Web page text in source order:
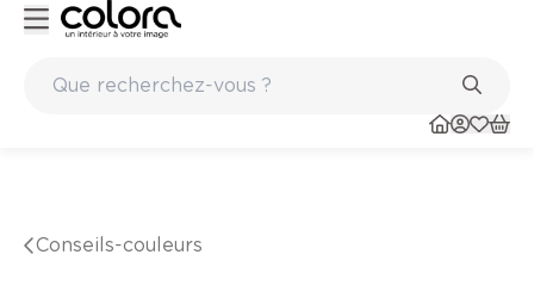
conseils-couleurs